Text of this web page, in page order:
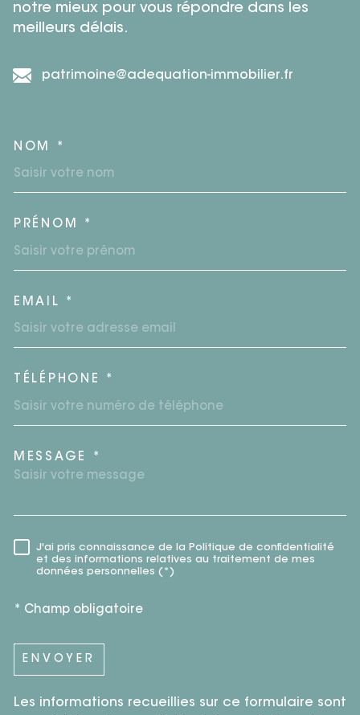
notre mieux pour vous répondre dans les
meilleurs délais.
patrimoine@adequation-immobilier.fr
NOM *
PRÉNOM *
EMAIL *
TÉLÉPHONE *
MESSAGE *
RÈGLEMENTATION
J'ai pris connaissance de la Politique de confidentialité
et des informations relatives au traitement de mes
données personnelles (*)
* Champ obligatoire
ENVOYER
Les informations recueillies sur ce formulaire sont